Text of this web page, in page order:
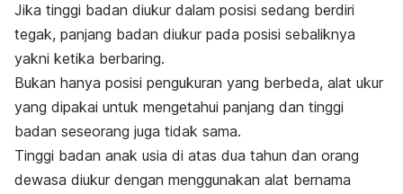
Jika tinggi badan diukur dalam posisi sedang berdiri
tegak, panjang badan diukur pada posisi sebaliknya
yakni ketika berbaring.
Bukan hanya posisi pengukuran yang berbeda, alat ukur
yang dipakai untuk mengetahui panjang dan tinggi
badan seseorang juga tidak sama.
Tinggi badan anak usia di atas dua tahun dan orang
dewasa diukur dengan menggunakan alat bernama